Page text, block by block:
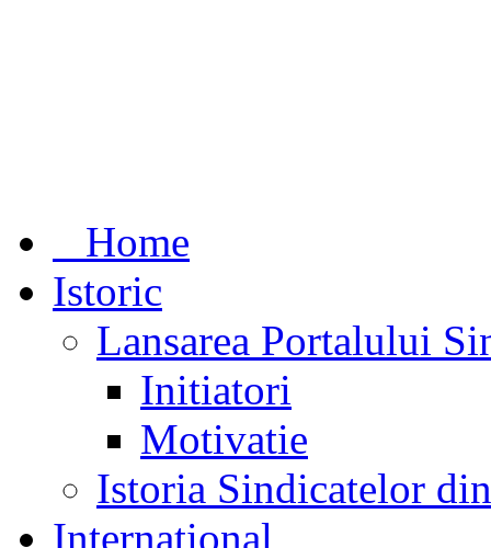
Home
Istoric
Lansarea Portalului
Initiatori
Motivatie
Istoria Sindicatelor
International